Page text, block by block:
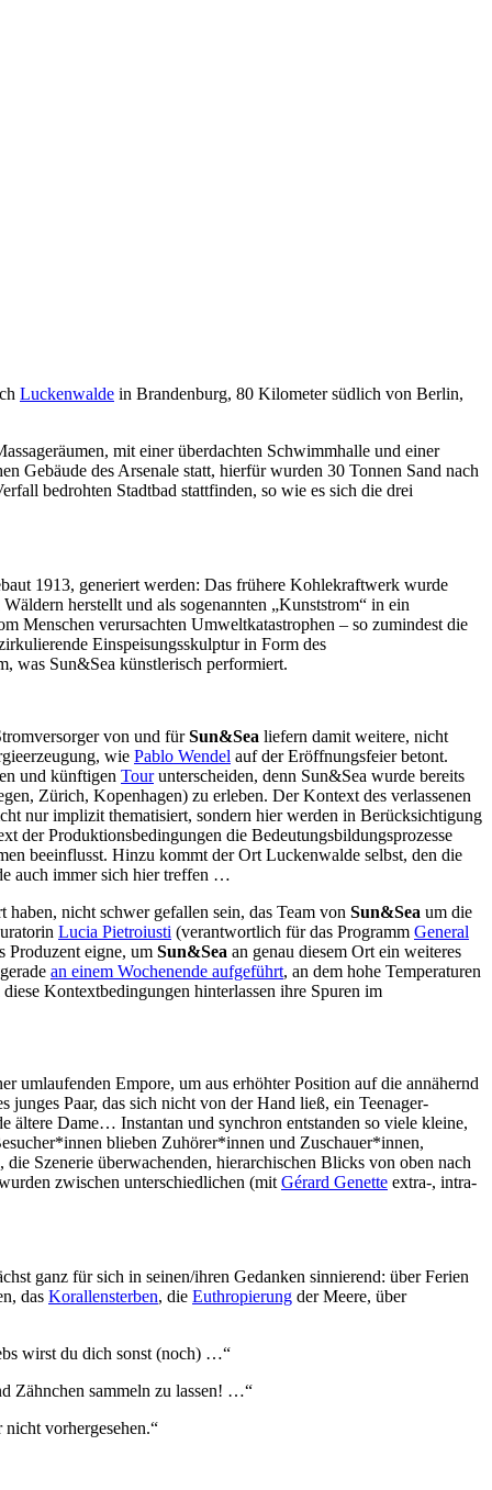
Luckenwalde in Brandenburg, 80 Kilometer südlich von Berlin,
mit einer überdachten Schwimmhalle und einer
Gebäude des Arsenale statt, hierfür wurden 30 Tonnen Sand nach
bedrohten Stadtbad stattfinden, so wie es sich die drei
1913, generiert werden: Das frühere Kohlekraftwerk wurde
herstellt und als sogenannten „Kunststrom“ in ein
Menschen verursachten Umweltkatastrophen – so zumindest die
Einspeisungsskulptur in Form des
was Sun&Sea künstlerisch performiert.
von und fürSun&Sea liefern damit weitere, nicht
wie Pablo Wendel auf der Eröffnungsfeier betont.
und künftigen Tourunterscheiden, denn Sun&Sea wurde bereits
Zürich, Kopenhagen) zu erleben. Der Kontext des verlassenen
nur implizit thematisiert, sondern hier werden in Berücksichtigung
der Produktionsbedingungen die Bedeutungsbildungsprozesse
beeinflusst. Hinzu kommt der Ort Luckenwalde selbst, den die
auch immer sich hier treffen …
nicht schwer gefallen sein, das Team von Sun&Sea um die
Lucia Pietroiusti (verantwortlich für das Programm General
Produzent eigne, um Sun&Sea an genau diesem Ort ein weiteres
an einem Wochenende aufgeführt, an dem hohe Temperaturen
Kontextbedingungen hinterlassen ihre Spuren im
umlaufenden Empore, um aus erhöhter Position auf die annähernd
Paar, das sich nicht von der Hand ließ, ein Teenager-
ältere Dame… Instantan und synchron entstanden so viele kleine,
blieben Zuhörer*innen und Zuschauer*innen,
Szenerie überwachenden, hierarchischen Blicks von oben nach
zwischen unterschiedlichen (mit Gérard Genette extra-, intra-
ganz für sich in seinen/ihren Gedanken sinnierend: über Ferien
das Korallensterben, die Euthropierung der Meere, über
wirst du dich sonst (noch) …“
Zähnchen sammeln zu lassen! …“
vorhergesehen.“